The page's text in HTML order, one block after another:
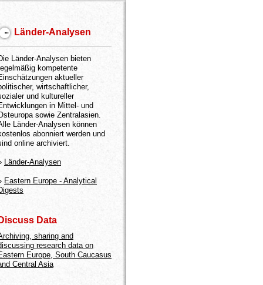
Länder-Analysen
Länder-Analysen bieten
kompetente
aktueller
wirtschaftlicher,
und kultureller
in Mittel- und
sowie Zentralasien.
Länder-Analysen können
abonniert werden und
online archiviert.
Länder-Analysen
Eastern Europe - Analytical
Data
sharing and
research data on
Europe, South Caucasus
Central Asia